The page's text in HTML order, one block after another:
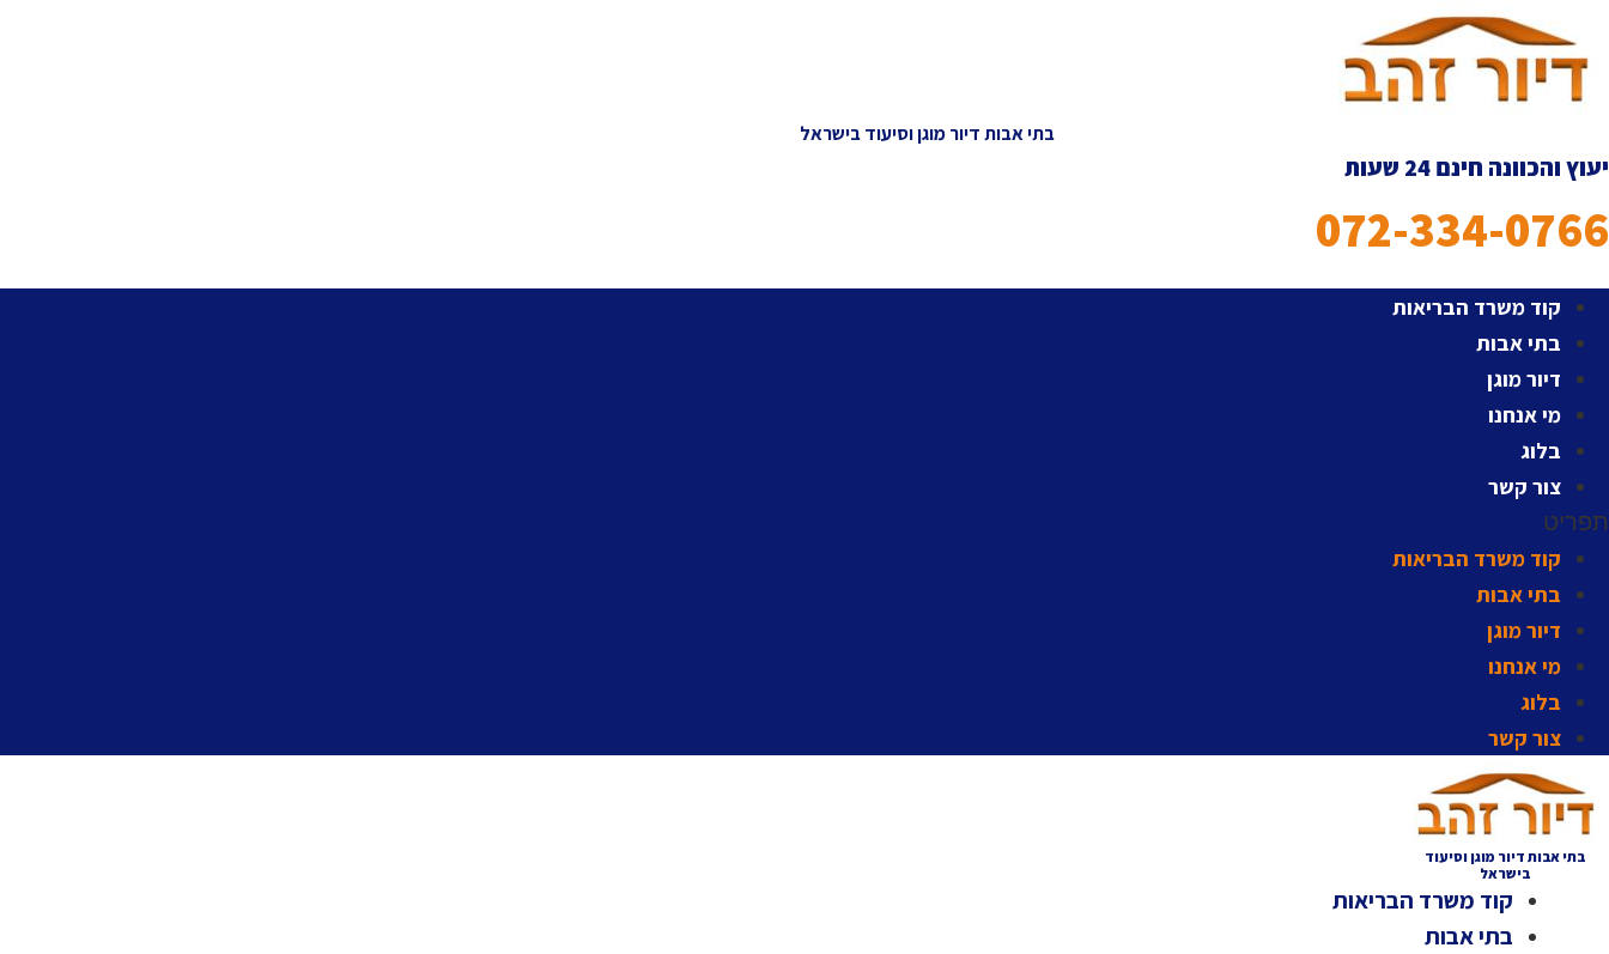
לתוכן
בתי אבות דיור מוגן וסיעוד בישראל
יעוץ והכוונה חינם 24 שעות
072-334-0766
קוד משרד הבריאות
בתי אבות
דיור מוגן
מי אנחנו
בלוג
צור קשר
תפריט
קוד משרד הבריאות
בתי אבות
דיור מוגן
מי אנחנו
בלוג
צור קשר
בתי אבות דיור מוגן וסיעוד
בישראל
קוד משרד הבריאות
בתי אבות